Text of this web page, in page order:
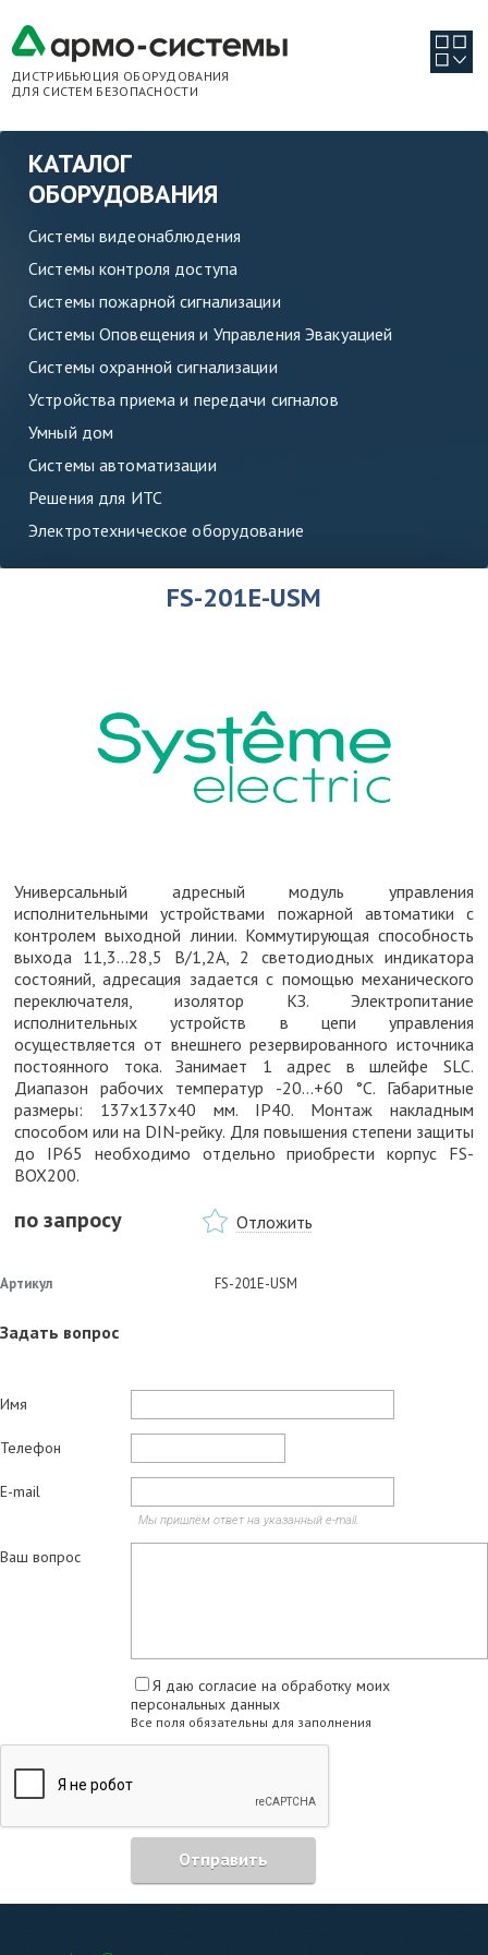
ДИСТРИБЬЮЦИЯ ОБОРУДОВАНИЯ
ДЛЯ СИСТЕМ БЕЗОПАСНОСТИ
КАТАЛОГ
ОБОРУДОВАНИЯ
Системы видеонаблюдения
Системы контроля доступа
Системы пожарной сигнализации
Системы Оповещения и Управления Эвакуацией
Системы охранной сигнализации
Устройства приема и передачи сигналов
Умный дом
Системы автоматизации
Решения для ИТС
Электротехническое оборудование
FS-201E-USM
Универсальный адресный модуль управления
исполнительными устройствами пожарной автоматики с
контролем выходной линии. Коммутирующая способность
выхода 11,3...28,5 В/1,2А, 2 светодиодных индикатора
состояний, адресация задается с помощью механического
переключателя, изолятор КЗ. Электропитание
исполнительных устройств в цепи управления
осуществляется от внешнего резервированного источника
постоянного тока. Занимает 1 адрес в шлейфе SLC.
Диапазон рабочих температур -20...+60 °С. Габаритные
размеры: 137х137x40 мм. IP40. Монтаж накладным
способом или на DIN-рейку. Для повышения степени защиты
до IP65 необходимо отдельно приобрести корпус FS-
BOX200.
по запросу Отложить
Задать вопрос
Имя
Телефон
E-mail
Мы пришлём ответ на указанный e-mail.
Ваш вопрос
Я даю согласие на обработку моих
персональных данных
Все поля обязательны для заполнения
Отправить
Артикул FS-201E-USM